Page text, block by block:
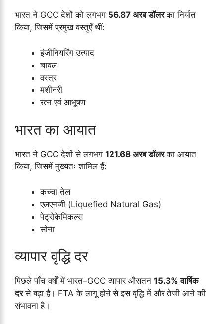
भारत ने GCC देशों को लगभग 56.87 अरब डॉलरका निर्यात
किया, जिसमें प्रमुख वस्तुएँ थीं:
इंजीनियरिंग उत्पाद
चावल
वस्त्र
मशीनरी
रत्न एवं आभूषण
भारत का आयात
भारत ने GCC देशों से लगभग 121.68 अरब डॉलरका आयात
किया, जिसमें मुख्यतः शामिल हैं:
कच्चा तेल
एलएनजी (Liquefied Natural Gas)
पेट्रोकेमिकल्स
सोना
व्यापार वृद्धि दर
पिछले पाँच वर्षों में भारत–GCC व्यापार औसतन 15.3% वार्षिक
दरसे बढ़ा है। FTA के लागू होने से इस वृद्धि में और तेजी आने की
संभावना है।